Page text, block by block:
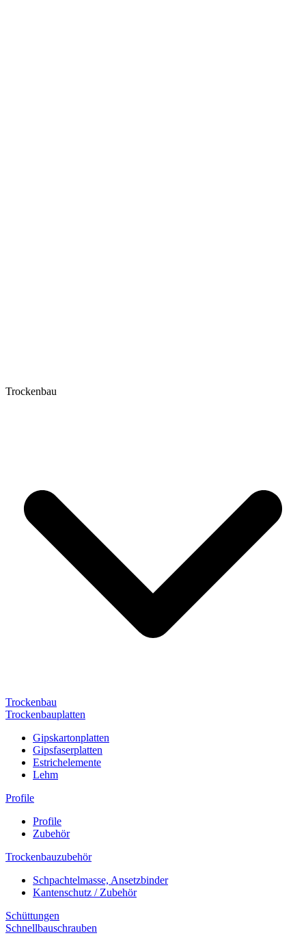
Trockenbau
Trockenbau
Trockenbauplatten
Gipskartonplatten
Gipsfaserplatten
Estrichelemente
Lehm
Profile
Profile
Zubehör
Trockenbauzubehör
Schpachtelmasse, Ansetzbinder
Kantenschutz / Zubehör
Schüttungen
Schnellbauschrauben